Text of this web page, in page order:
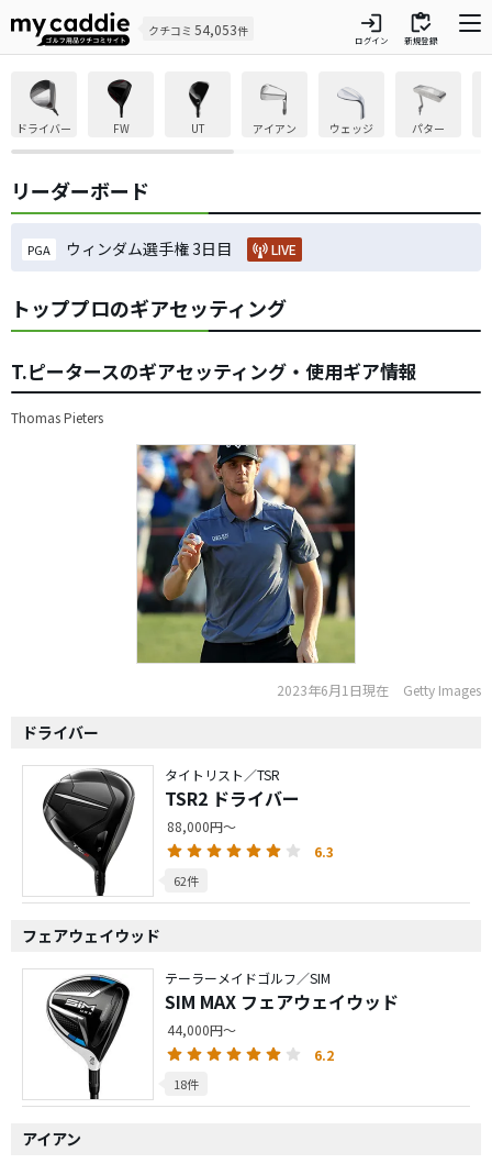
クチコミ 54,053件 login
ログイン
inventory
新規登録
ドライバー FW UT アイアン ウェッジ パター
リーダーボード
PGA ウィンダム選手権 3日目 LIVE
トッププロのギアセッティング
T.ピータースのギアセッティング・使用ギア情報
Thomas Pieters
2023年6月1日現在 Getty Images
ドライバー
タイトリスト／TSR
TSR2 ドライバー
88,000円～
6.3
62件
フェアウェイウッド
テーラーメイドゴルフ／SIM
SIM MAX フェアウェイウッド
44,000円～
6.2
18件
アイアン